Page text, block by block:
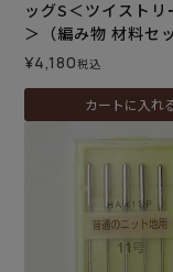
ッグS＜ツイストリ
＞（編み物 材料セ
¥4,180税込
カートに入れ